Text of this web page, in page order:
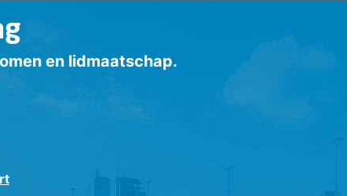
en lidmaatschap.